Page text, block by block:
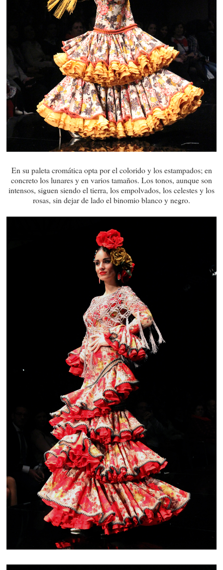
En su paleta cromática opta por el colorido y los estampados; en
concreto los lunares y en varios tamaños. Los tonos, aunque son
intensos, siguen siendo el tierra, los empolvados, los celestes y los
rosas, sin dejar de lado el binomio blanco y negro.